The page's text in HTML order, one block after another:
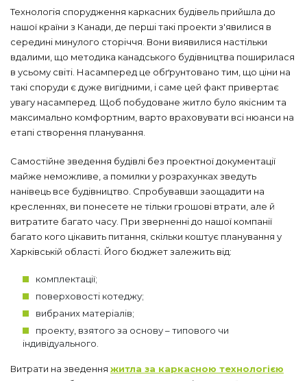
Технологія спорудження каркасних будівель прийшла до
нашої країни з Канади, де перші такі проекти з'явилися в
середині минулого сторіччя. Вони виявилися настільки
вдалими, що методика канадського будівництва поширилася
в усьому світі. Насамперед це обґрунтовано тим, що ціни на
такі споруди є дуже вигідними, і саме цей факт привертає
увагу насамперед. Щоб побудоване житло було якісним та
максимально комфортним, варто враховувати всі нюанси на
етапі створення планування.
Самостійне зведення будівлі без проектної документації
майже неможливе, а помилки у розрахунках зведуть
нанівець все будівництво. Спробувавши заощадити на
кресленнях, ви понесете не тільки грошові втрати, але й
витратите багато часу. При зверненні до нашої компанії
багато кого цікавить питання, скільки коштує планування у
Харківській області. Його бюджет залежить від:
комплектації;
поверховості котеджу;
вибраних матеріалів;
проекту, взятого за основу – типового чи
індивідуального.
Витрати на зведення житла за каркасною технологією